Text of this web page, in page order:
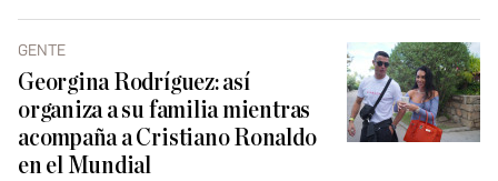
GENTE
Georgina Rodríguez: así
organiza a su familia mientras
acompaña a Cristiano Ronaldo
en el Mundial